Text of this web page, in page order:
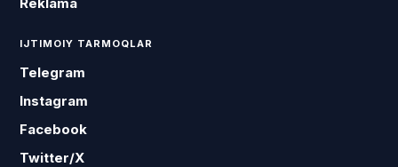
IJTIMOIY TARMOQLAR
Telegram
Instagram
Facebook
Twitter/X